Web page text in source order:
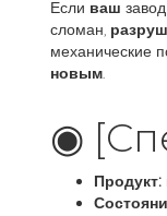
Если ваш завод
сломан,
механические
новым.
◉
Продукт: